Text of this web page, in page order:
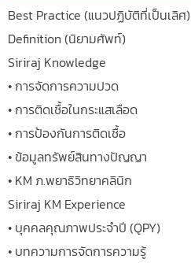
Best Practice (แนวปฏิบัติที่เป็นเลิศ)
Definition (นิยามศัพท์)
Siriraj Knowledge
• การจัดการความปวด
• การติดเชื้อในกระแสเลือด
• การป้องกันการติดเชื้อ
• ข้อมูลทรัพย์สินทางปัญญา
• KM ภ.พยาธิวิทยาคลินิก
Siriraj KM Experience
• บุคคลคุณภาพประจำปี (QPY)
• บทความการจัดการความรู้